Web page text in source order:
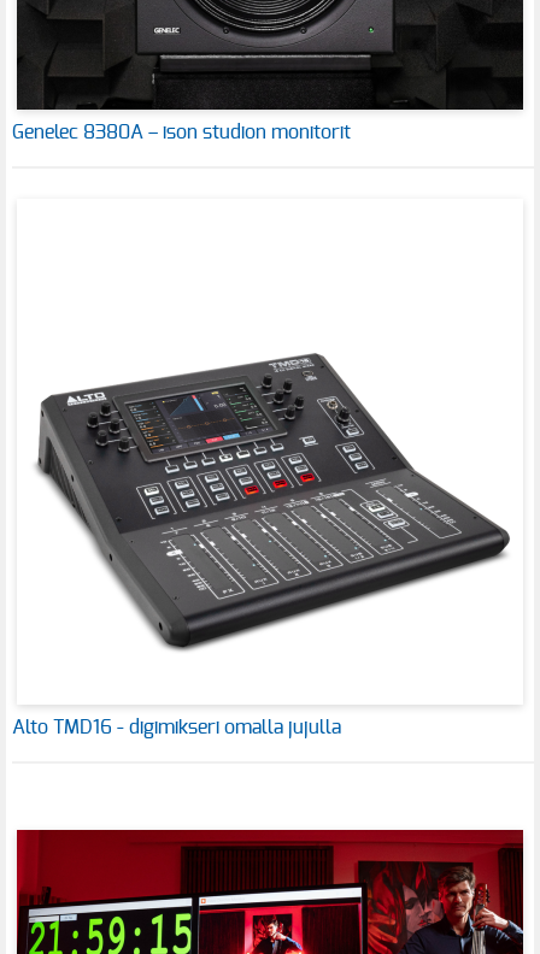
Genelec 8380A – ison studion monitorit
Alto TMD16 - digimikseri omalla jujulla